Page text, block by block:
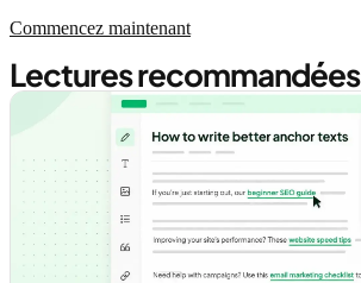
Commencez maintenant
Lectures recommandées